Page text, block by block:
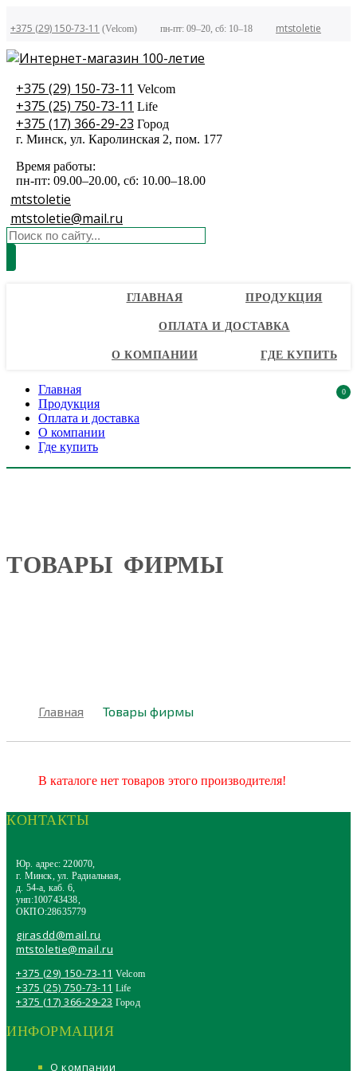
+375 (29) 150-73-11 (Velcom) пн-пт: 09–20, сб: 10–18 mtstoletie
+375 (29) 150-73-11 Velcom
+375 (25) 750-73-11 Life
+375 (17) 366-29-23 Город
г. Минск, ул. Каролинская 2, пом. 177
Время работы:
пн-пт: 09.00–20.00, сб: 10.00–18.00
mtstoletie
mtstoletie@mail.ru
ГЛАВНАЯ ПРОДУКЦИЯ
ОПЛАТА И ДОСТАВКА
О КОМПАНИИ ГДЕ КУПИТЬ
0
Главная
Продукция
Оплата и доставка
О компании
Где купить
ТОВАРЫ ФИРМЫ
Главная Товары фирмы
В каталоге нет товаров этого производителя!
КОНТАКТЫ
Юр. адрес: 220070,
г. Минск, ул. Радиальная,
д. 54-а, каб. 6,
унп:100743438,
ОКПО:28635779
girasdd@mail.ru
mtstoletie@mail.ru
+375 (29) 150-73-11 Velcom
+375 (25) 750-73-11 Life
+375 (17) 366-29-23 Город
ИНФОРМАЦИЯ
О компании